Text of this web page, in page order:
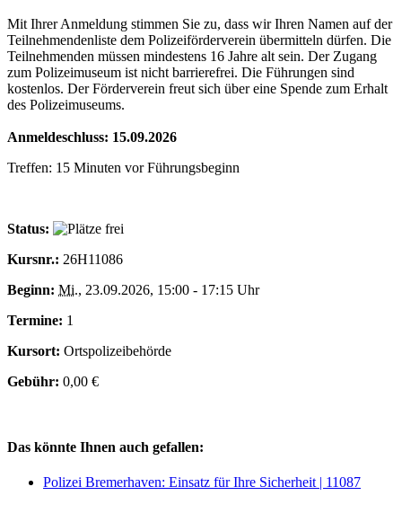
Mit Ihrer Anmeldung stimmen Sie zu, dass wir Ihren Namen auf der
Teilnehmendenliste dem Polizeiförderverein übermitteln dürfen. Die
Teilnehmenden müssen mindestens 16 Jahre alt sein. Der Zugang
zum Polizeimuseum ist nicht barrierefrei. Die Führungen sind
kostenlos. Der Förderverein freut sich über eine Spende zum Erhalt
des Polizeimuseums.
Anmeldeschluss: 15.09.2026
Treffen: 15 Minuten vor Führungsbeginn
Status:
Kursnr.: 26H11086
Beginn: Mi., 23.09.2026, 15:00 - 17:15 Uhr
Termine: 1
Kursort: Ortspolizeibehörde
Gebühr: 0,00 €
Das könnte Ihnen auch gefallen:
Polizei Bremerhaven: Einsatz für Ihre Sicherheit | 11087